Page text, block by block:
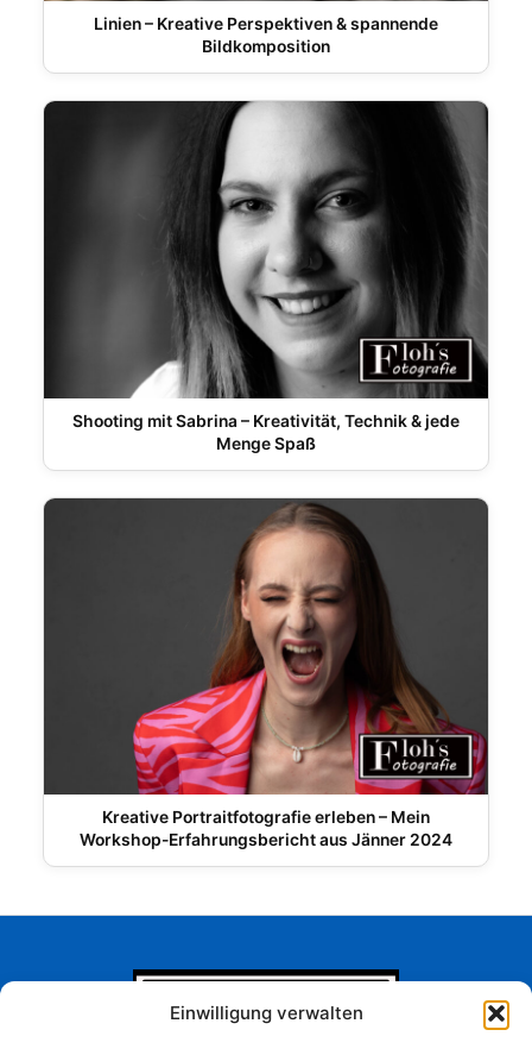
Einwilligung verwalten
Linien – Kreative Perspektiven & spannende
Bildkomposition
Shooting mit Sabrina – Kreativität, Technik & jede
Menge Spaß
Kreative Portraitfotografie erleben – Mein
Workshop-Erfahrungsbericht aus Jänner 2024